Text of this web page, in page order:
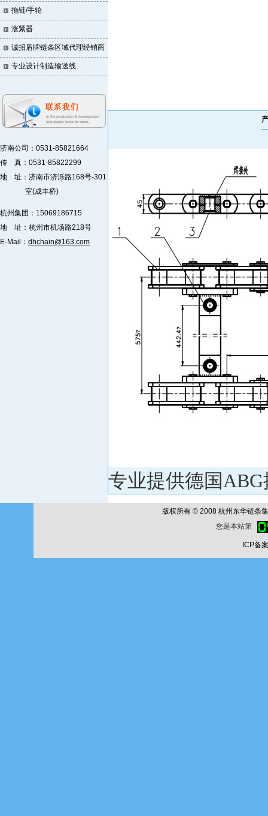
拖链/手轮
涨紧器
诚招盾牌链条区域代理经销商
专业设计制造输送线
济南公司：0531-85821664
传 真：0531-85822299
地 址：济南市济泺路168号-301
室(成丰桥)
杭州集团：15069186715
地 址：杭州市机场路218号
E-Mail： dhchain@163.com
专业提供德国
版权所有 © 2008 杭州东华链条
您是本站第
ICP备